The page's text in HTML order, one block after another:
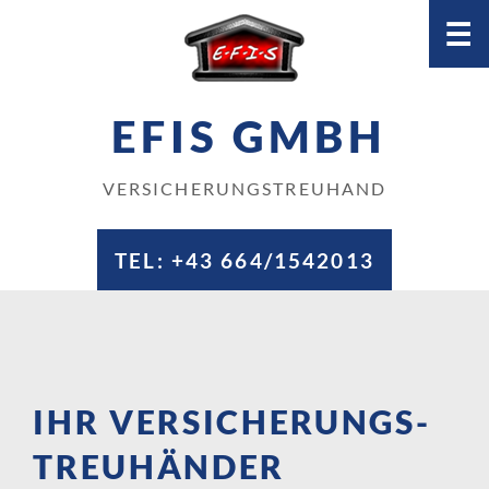
EFIS GMBH
VERSICHERUNGSTREUHAND
TEL: +43 664/1542013
IHR VERSICHERUNGS­
TREU­HÄNDER
☰